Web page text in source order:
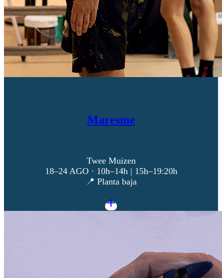
Maresme
Twee Muizen
18–24 AGO · 10h–14h | 15h–19:20h
📍 Planta baja